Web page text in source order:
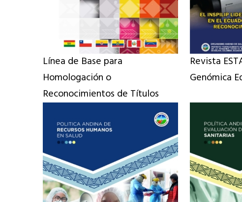
Línea de Base para
Homologación o
Reconocimientos de Títulos
Revista
Genómica